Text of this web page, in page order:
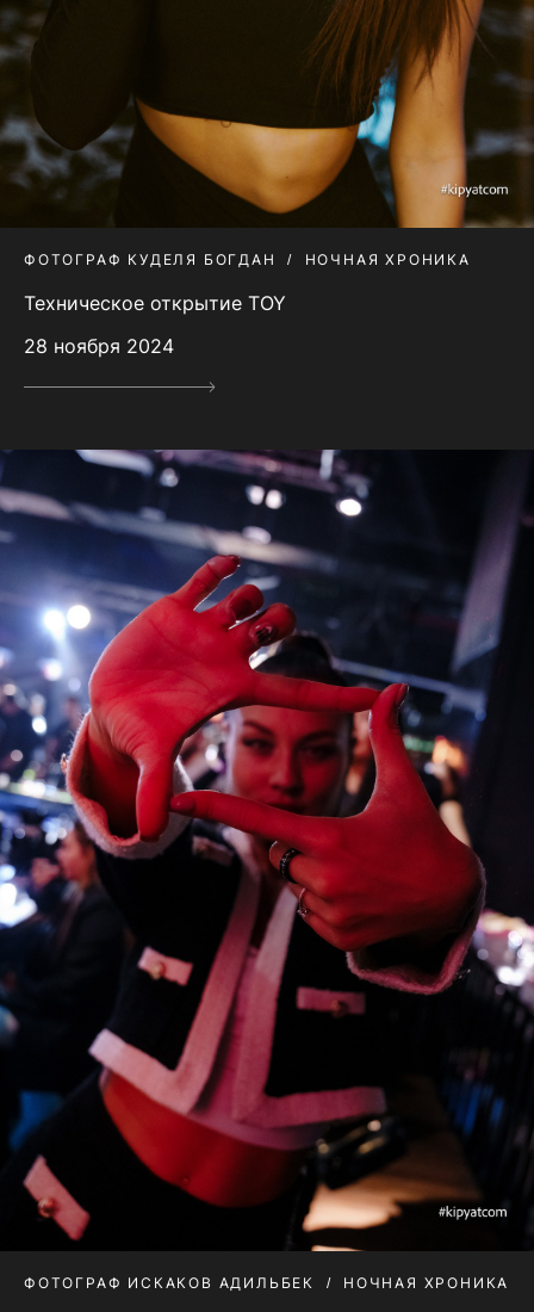
ФОТОГРАФ КУДЕЛЯ БОГДАН НОЧНАЯ ХРОНИКА
Техническое открытие TOY
28 ноября 2024
ФОТОГРАФ ИСКАКОВ АДИЛЬБЕК НОЧНАЯ ХРОНИКА